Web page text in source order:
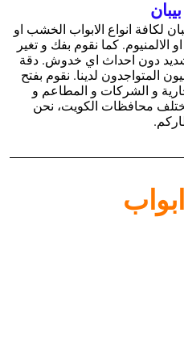
لكافة انواع الابواب الخشب او
الالمنيوم. كما نقوم بفك و تغير
دون احداث اي خدوش. دقة
المتواجدون لدينا. نقوم بفتح
و الشركات و المطاعم و
محافظات الكويت، نحن